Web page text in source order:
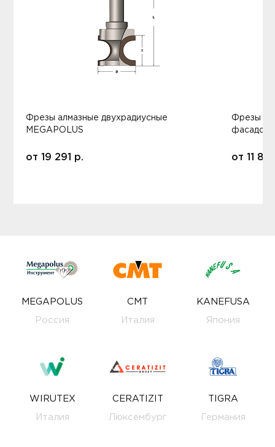
Фрезы алмазные двухрадиусные
MEGAPOLUS
от 19 291 р.
Фрезы
фасадов
от 11
MEGAPOLUS
Россия
CMT
Италия
KANEFUSA
Япония
WIRUTEX
Италия
CERATIZIT
Люксембург
TIGRA
Германия